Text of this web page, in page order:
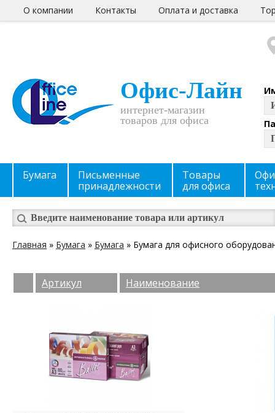
О компании Контакты Оплата и доставка
Офис-Лайн
интернет-магазин
товаров для офиса
Бумага
Письменные
принадлежности
Товары
для офиса
Вы здесь
Главная » Бумага » Бумага » Бумага для офисного
Артикул Наименование